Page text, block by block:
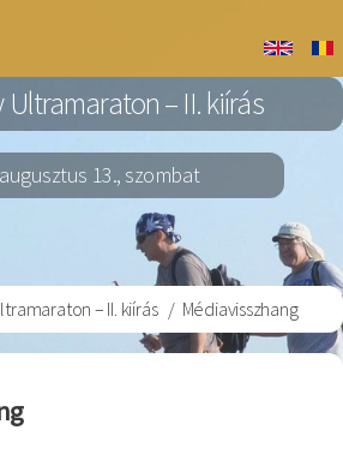
Maraton
Ultramaraton – II. kiírás
13., szombat
– II. kiírás Médiavisszhang